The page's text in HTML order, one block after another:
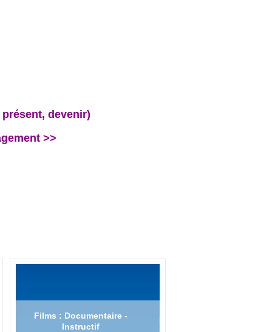
présent, devenir)
>>
Films : Documentaire -
Instructif